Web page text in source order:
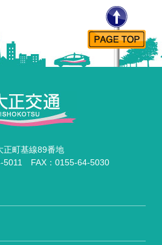
正町基線89番地
5011 FAX：0155-64-5030